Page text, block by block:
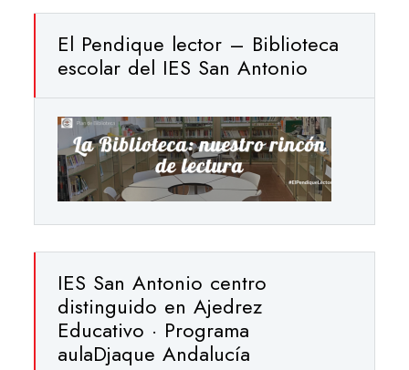
El Pendique lector – Biblioteca
escolar del IES San Antonio
IES San Antonio centro
distinguido en Ajedrez
Educativo · Programa
aulaDjaque Andalucía